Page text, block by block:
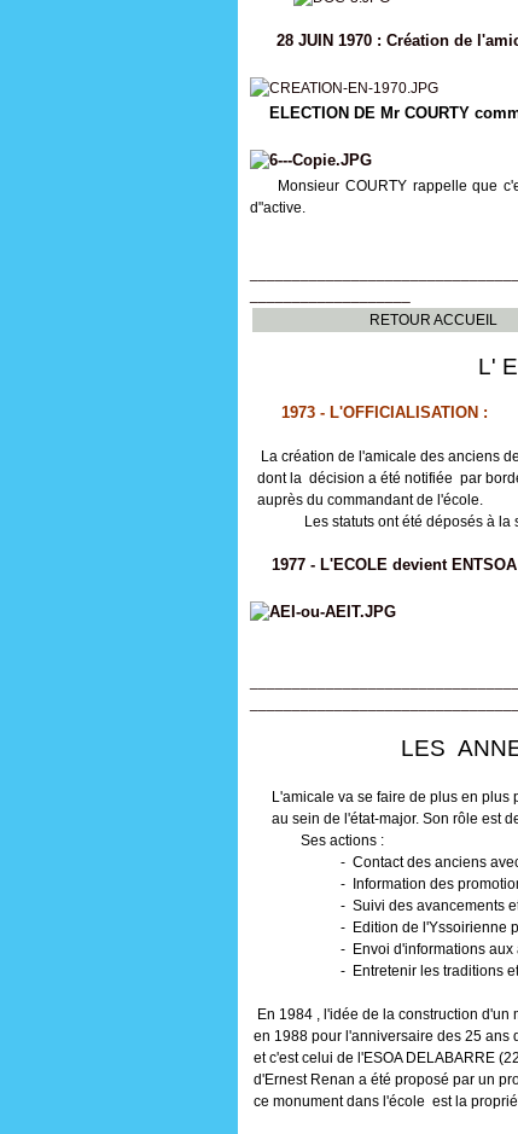
28 JUIN 1970 : Création de
ELECTION DE Mr COURTY
Monsieur COURTY rappelle que
d"active.
RETOUR ACCUEIL
L'
1973 - L'OFFICIALISATION :
La création de l'amicale des anciens
dont la décision a été notifiée par
auprès du commandant de l'école.
Les statuts ont été déposés à la
1977 - L'ECOLE devient
LES ANNEES
L'amicale va se faire de plus en
au sein de l'état-major. Son rôle est
Ses actions :
- Contact des anciens avec
- Information des promotions
- Suivi des avancements et
- Edition de l'Yssoirienne puis
- Envoi d'informations aux
- Entretenir les traditions et les
En 1984 , l'idée de la construction
en 1988 pour l'anniversaire des 25 ans
et c'est celui de l'ESOA DELABARRE
d'Ernest Renan a été proposé par un
ce monument dans l'école est la